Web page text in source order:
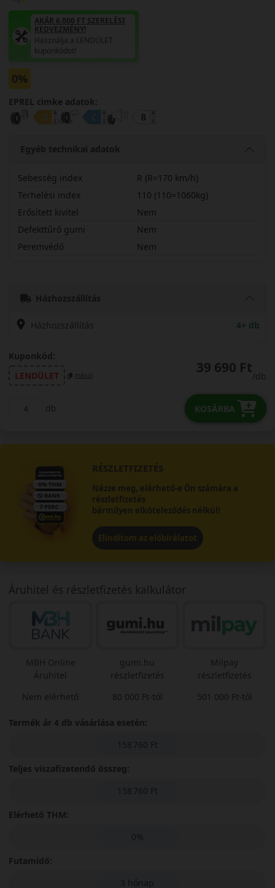
AKÁR 6.000 FT SZERELÉSI
KEDVEZMÉNY!
Használja a LENDÜLET
kuponkódot!
0%
EPREL cimke adatok:
Egyéb technikai adatok
Sebesség index
R (R=170 km/h)
Terhelési index
110 (110=1060kg)
Erősített kivitel
Nem
Defekttűrő gumi
Nem
Peremvédő
Nem
Házhozszállítás
Házhozszállítás 4+ db
Kuponkód:
LENDÜLET
másol 39 690 Ft
/db
db KOSÁRBA
RÉSZLETFIZETÉS
Nézze meg, elérhető-e Ön számára a
részletfizetés
bármilyen elköteleződés nélkül!
Elindítom az előbírálatot
Áruhitel és részletfizetés kalkulátor
MBH Online
Áruhitel
Nem elérhető
gumi.hu
részletfizetés
80 000 Ft-tól
Milpay
részletfizetés
501 000 Ft-tól
Termék ár 4 db vásárlása esetén:
158 760 Ft
Teljes viszafizetendő összeg:
158 760 Ft
Elérhető THM:
0%
Futamidő:
3 hónap